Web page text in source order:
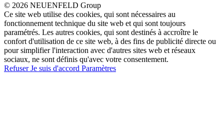
© 2026 NEUENFELD Group
Ce site web utilise des cookies, qui sont nécessaires au
fonctionnement technique du site web et qui sont toujours
paramétrés. Les autres cookies, qui sont destinés à accroître le
confort d'utilisation de ce site web, à des fins de publicité directe ou
pour simplifier l'interaction avec d'autres sites web et réseaux
sociaux, ne sont définis qu'avec votre consentement.
RefuserJe suis d'accord Paramètres